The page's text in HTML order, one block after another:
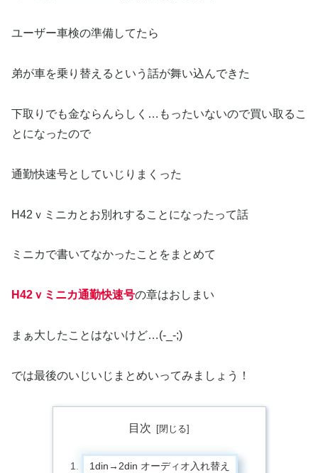
ユーザー車検の準備してたら
弟が車を乗り替えるという話が舞い込んできた
下取りでも金ならんらしく…もったいないので買い取るこ
とになったので
通勤快速号としていじりまくった
H42ｖミニカとお別れすることになったって話
ミニカで書いてなかったことをまとめて
H42ｖミニカ通勤快速号の章はおしまい
まぁ大したことはないけど…(-_-;)
では最後のいじいじまとめいってみましょう！
目次
1din→2din オーディオ入れ替え